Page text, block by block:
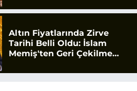
Altın Fiyatlarında Zirve
Tarihi Belli Oldu: İslam
Memiş'ten Geri Çekilme